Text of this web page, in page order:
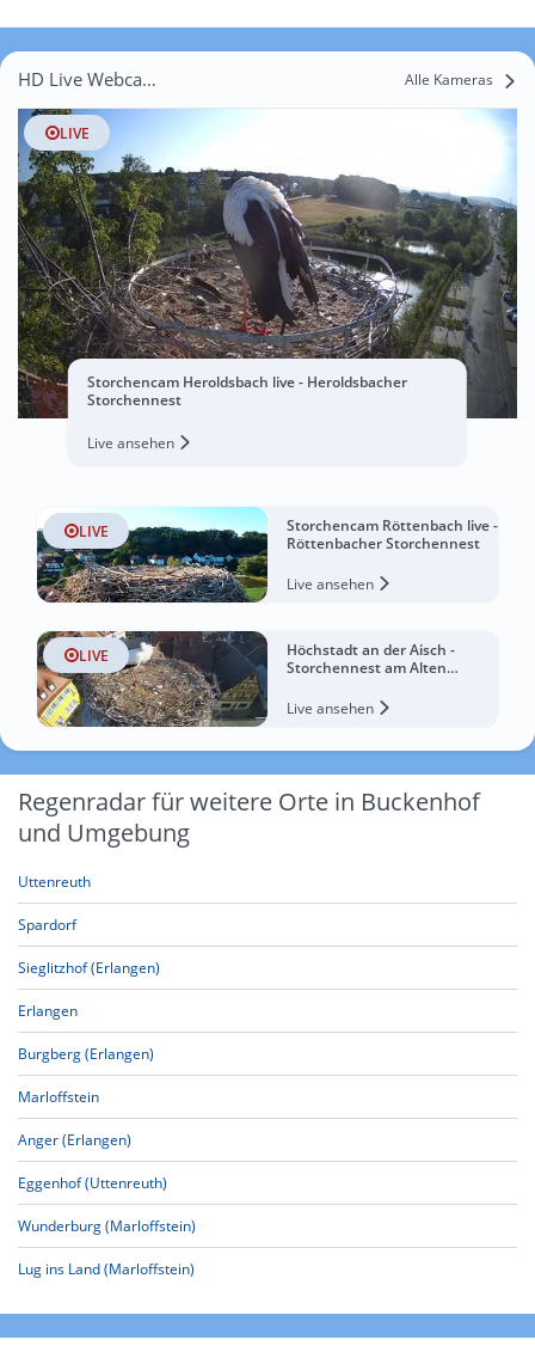
HD Live Webcams Buckenhof Alle Kameras
LIVE
Storchencam Heroldsbach live - Heroldsbacher
Storchennest
Live ansehen
LIVE
Storchencam Röttenbach live -
Röttenbacher Storchennest
Live ansehen
LIVE
Höchstadt an der Aisch -
Storchennest am Alten
Live ansehen
Regenradar für weitere Orte in Buckenhof
und Umgebung
Uttenreuth
Spardorf
Sieglitzhof (Erlangen)
Erlangen
Burgberg (Erlangen)
Marloffstein
Anger (Erlangen)
Eggenhof (Uttenreuth)
Wunderburg (Marloffstein)
Lug ins Land (Marloffstein)